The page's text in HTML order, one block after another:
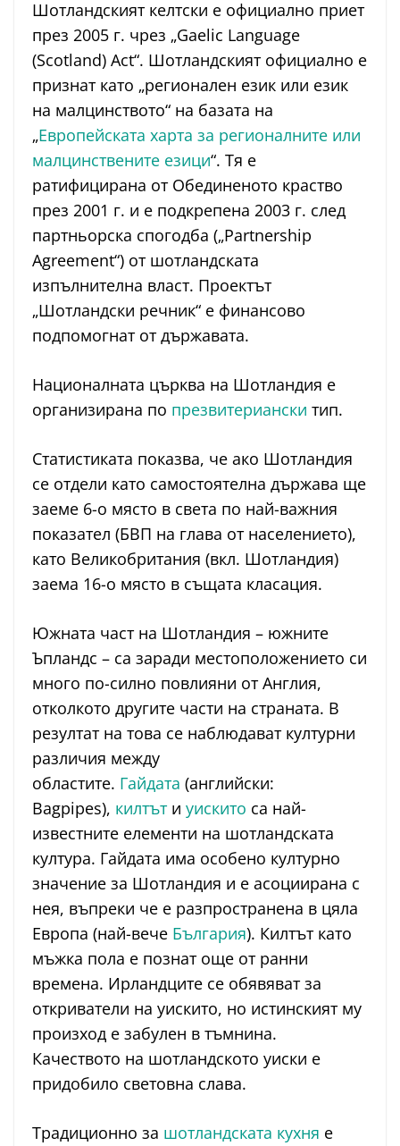
Шотландският келтски е официално приет
през 2005 г. чрез „Gaelic Language
(Scotland) Act“. Шотландският официално е
признат като „регионален език или език
на малцинството“ на базата на
„Европейската харта за регионалните или
малцинствените езици“. Тя е
ратифицирана от Обединеното краство
през 2001 г. и е подкрепена 2003 г. след
партньорска спогодба („Partnership
Agreement“) от шотландската
изпълнителна власт. Проектът
„Шотландски речник“ е финансово
подпомогнат от държавата.
Националната църква на Шотландия е
организирана по презвитериански тип.
Статистиката показва, че ако Шотландия
се отдели като самостоятелна държава ще
заеме 6-о място в света по най-важния
показател (БВП на глава от населението),
като Великобритания (вкл. Шотландия)
заема 16-о място в същата класация.
Южната част на Шотландия – южните
Ъпландс – са заради местоположението си
много по-силно повлияни от Англия,
отколкото другите части на страната. В
резултат на това се наблюдават културни
различия между
областите. Гайдата (английски:
Bagpipes), килтъти уискито са най-
известните елементи на шотландската
култура. Гайдата има особено културно
значение за Шотландия и е асоциирана с
нея, въпреки че е разпространена в цяла
Европа (най-вече България). Килтът като
мъжка пола е познат още от ранни
времена. Ирландците се обявяват за
откриватели на уискито, но истинският му
произход е забулен в тъмнина.
Качеството на шотландското уиски е
придобило световна слава.
Традиционно за шотландската кухня е